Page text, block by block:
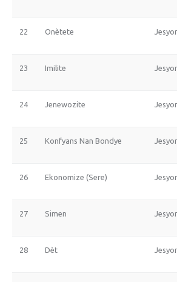
22 Onètete
23 Imilite
24 Jenewozite
25 Konfyans Nan Bondye
26 Ekonomize (Sere)
27 Simen
28 Dèt